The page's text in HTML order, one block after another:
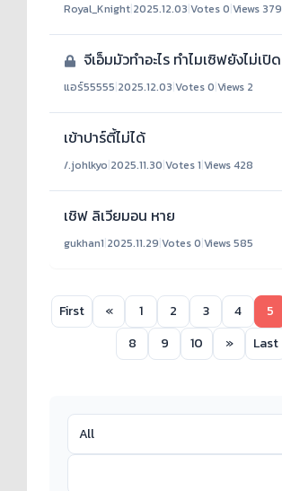
Royal_Knight|2025.12.03|Votes 0|Views 379
จีเอ็มมัวทำอะไร ทำไมเซิฟยังไม่เปิด
แอร์55555|2025.12.03|Votes 0|Views 2
เข้าปาร์ตี้ไม่ได้
/.johlkyo|2025.11.30|Votes 1|Views 428
เชิฟ ลิเวียมอน หาย
gukhan1|2025.11.29|Votes 0|Views 585
First « 1 2 3 4 5
8
9 10 » Last